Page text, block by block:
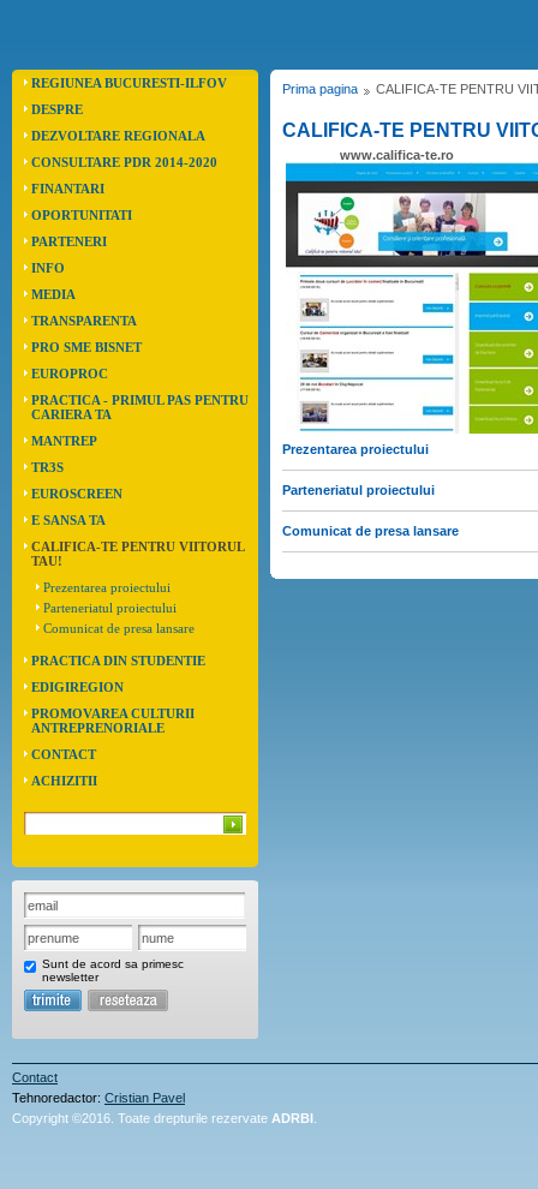
REGIUNEA BUCURESTI-ILFOV
DESPRE
DEZVOLTARE REGIONALA
CONSULTARE PDR 2014-2020
FINANTARI
OPORTUNITATI
PARTENERI
INFO
MEDIA
TRANSPARENTA
PRO SME BISNET
EUROPROC
PRACTICA - PRIMUL PAS PENTRU
CARIERA TA
MANTREP
TR3S
EUROSCREEN
E SANSA TA
CALIFICA-TE PENTRU VIITORUL
TAU!
Prezentarea proiectului
Parteneriatul proiectului
Comunicat de presa lansare
PRACTICA DIN STUDENTIE
EDIGIREGION
PROMOVAREA CULTURII
ANTREPRENORIALE
CONTACT
ACHIZITII
Sunt de acord sa primesc
newsletter
Prima pagina CALIFICA-TE PENTRU
CALIFICA-TE PENTRU
www.califica-te.ro
Prezentarea proiectului
Parteneriatul proiectului
Comunicat de presa lansare
Contact
Tehnoredactor: Cristian Pavel
Copyright ©2016. Toate drepturile rezervate ADRBI